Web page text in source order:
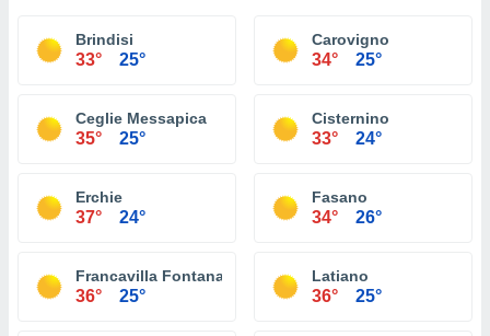
Brindisi
33° 25°
Carovigno
34° 25°
Ceglie Messapica
35° 25°
Cisternino
33° 24°
Erchie
37° 24°
Fasano
34° 26°
Francavilla Fontana
36° 25°
Latiano
36° 25°